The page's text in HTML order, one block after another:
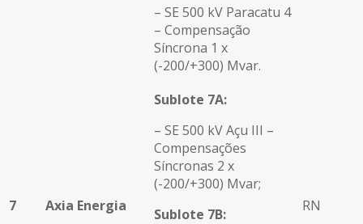
– SE 500 kV Paracatu 4
– Compensação
Síncrona 1 x
(-200/+300) Mvar.
7 Axia Energia
Sublote 7A:
– SE 500 kV Açu III –
Compensações
Síncronas 2 x
(-200/+300) Mvar;
Sublote 7B:
RN